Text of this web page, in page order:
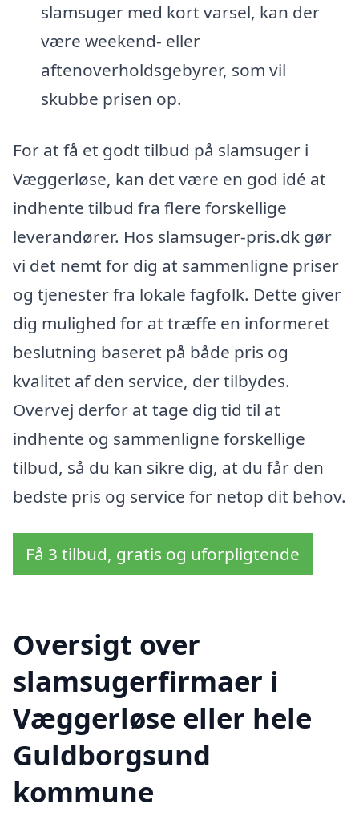
slamsuger med kort varsel, kan der
være weekend- eller
aftenoverholdsgebyrer, som vil
skubbe prisen op.
For at få et godt tilbud på slamsuger i
Væggerløse, kan det være en god idé at
indhente tilbud fra flere forskellige
leverandører. Hos slamsuger-pris.dk gør
vi det nemt for dig at sammenligne priser
og tjenester fra lokale fagfolk. Dette giver
dig mulighed for at træffe en informeret
beslutning baseret på både pris og
kvalitet af den service, der tilbydes.
Overvej derfor at tage dig tid til at
indhente og sammenligne forskellige
tilbud, så du kan sikre dig, at du får den
bedste pris og service for netop dit behov.
Få 3 tilbud, gratis og uforpligtende
Oversigt over
slamsugerfirmaer i
Væggerløse eller hele
Guldborgsund
kommune